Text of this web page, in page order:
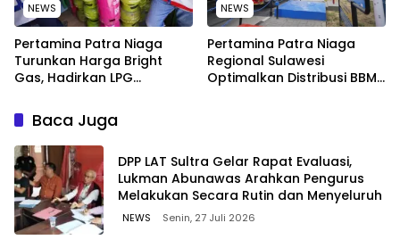
NEWS
Pertamina Patra Niaga
Turunkan Harga Bright
Gas, Hadirkan LPG
Lebih Kompetitif
NEWS
Pertamina Patra Niaga
Regional Sulawesi
Optimalkan Distribusi BBM
Baca Juga
‎DPP LAT Sultra Gelar Rapat Evaluasi,
Lukman Abunawas Arahkan Pengurus
Melakukan Secara Rutin dan Menyeluruh
NEWS Senin, 27 Juli 2026